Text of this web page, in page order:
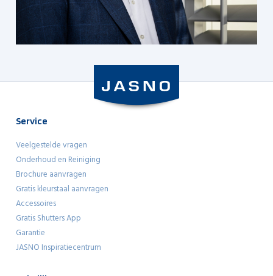
Service
Veelgestelde vragen
Onderhoud en Reiniging
Brochure aanvragen
Gratis kleurstaal aanvragen
Accessoires
Gratis Shutters App
Garantie
JASNO Inspiratiecentrum